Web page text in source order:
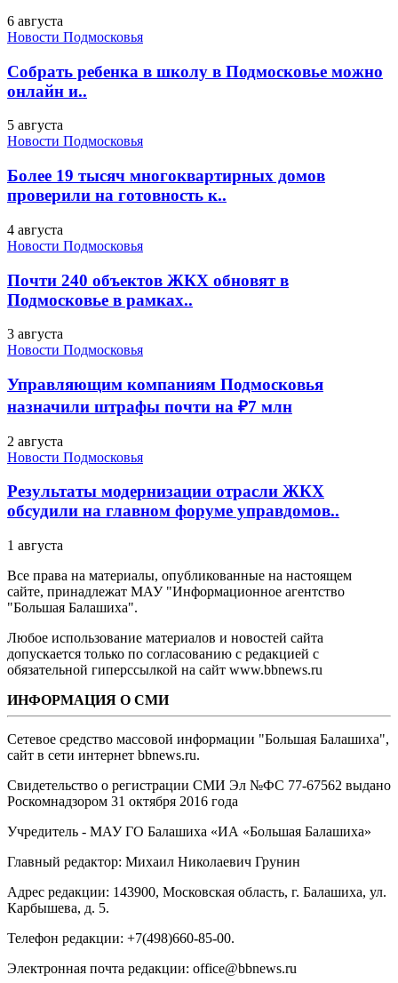
6 августа
Новости Подмосковья
Собрать ребенка в школу в Подмосковье можно
онлайн и..
5 августа
Новости Подмосковья
Более 19 тысяч многоквартирных домов
проверили на готовность к..
4 августа
Новости Подмосковья
Почти 240 объектов ЖКХ обновят в
Подмосковье в рамках..
3 августа
Новости Подмосковья
Управляющим компаниям Подмосковья
назначили штрафы почти на ₽7 млн
2 августа
Новости Подмосковья
Результаты модернизации отрасли ЖКХ
обсудили на главном форуме управдомов..
1 августа
Все права на материалы, опубликованные на настоящем
сайте, принадлежат МАУ "Информационное агентство
"Большая Балашиха".
Любое использование материалов и новостей сайта
допускается только по согласованию с редакцией с
обязательной гиперссылкой на сайт www.bbnews.ru
ИНФОРМАЦИЯ О СМИ
Сетевое средство массовой информации "Большая Балашиха",
сайт в сети интернет bbnews.ru.
Свидетельство о регистрации СМИ Эл №ФС ‎77-67562 выдано
Роскомнадзором 31 октября 2016 года
Учредитель - МАУ ГО Балашиха «ИА «Большая Балашиха»
Главный редактор: Михаил Николаевич Грунин
Адрес редакции: 143900, Московская область, г. Балашиха, ул.
Карбышева, д. 5.
Телефон редакции: +7(498)660-85-00.
Электронная почта редакции: office@bbnews.ru